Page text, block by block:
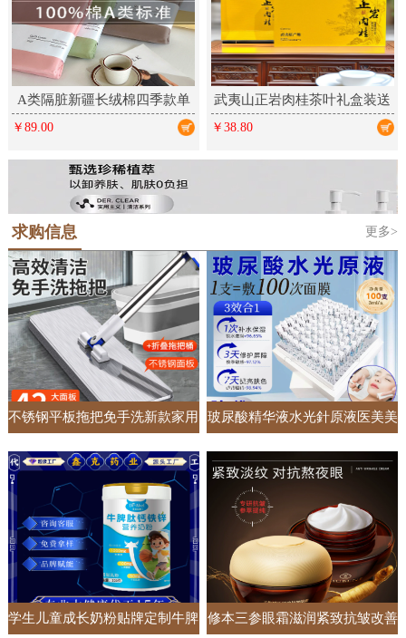
A类隔脏新疆长绒棉四季款单
件床单床笠床上铺盖单品全棉
￥89.00
武夷山正岩肉桂茶叶礼盒装送
礼乌龙茶新茶大红袍岩茶高档
￥38.80
求购信息 更多>
不锈钢平板拖把免手洗新款家用
一拖净懒人加大加宽吸水拖地神
器
玻尿酸精华液水光針原液医美美
容院专供面部护肤套盒居家收缩
毛孔
学生儿童成长奶粉贴牌定制牛脾 修本三参眼霜滋润紧致抗皱改善